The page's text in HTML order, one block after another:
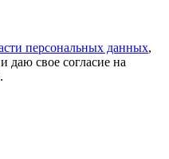
персональных данных,
и даю свое согласие на